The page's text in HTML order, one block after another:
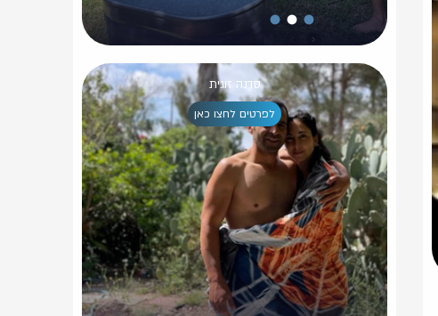
סדנה זוגית
לפרטים לחצו כאן